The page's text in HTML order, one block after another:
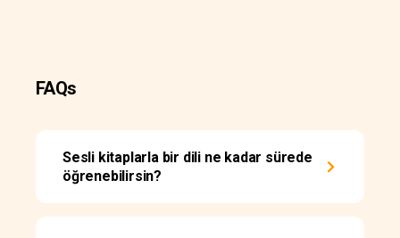
FAQs
Sesli kitaplarla bir dili ne kadar sürede
öğrenebilirsin?